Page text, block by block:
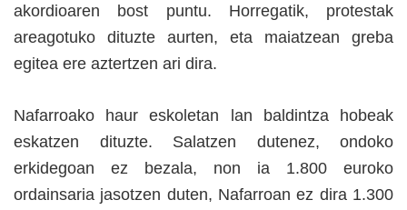
akordioaren bost puntu. Horregatik, protestak
areagotuko dituzte aurten, eta maiatzean greba
egitea ere aztertzen ari dira.
Nafarroako haur eskoletan lan baldintza hobeak
eskatzen dituzte. Salatzen dutenez, ondoko
erkidegoan ez bezala, non ia 1.800 euroko
ordainsaria jasotzen duten, Nafarroan ez dira 1.300